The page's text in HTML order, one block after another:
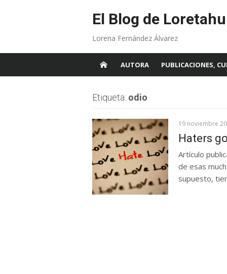
El Blog de
Lorena Fernández Álvarez
AUTORA PUBLICACIONES,
Etiqueta: odio
19 noviembre
Haters
Artículo
de esas
supuesto,